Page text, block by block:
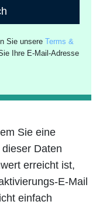
Sie unsereTerms &
Ihre E-Mail-Adresse
Sie eine
Daten
erreicht ist,
E-Mail
einfach